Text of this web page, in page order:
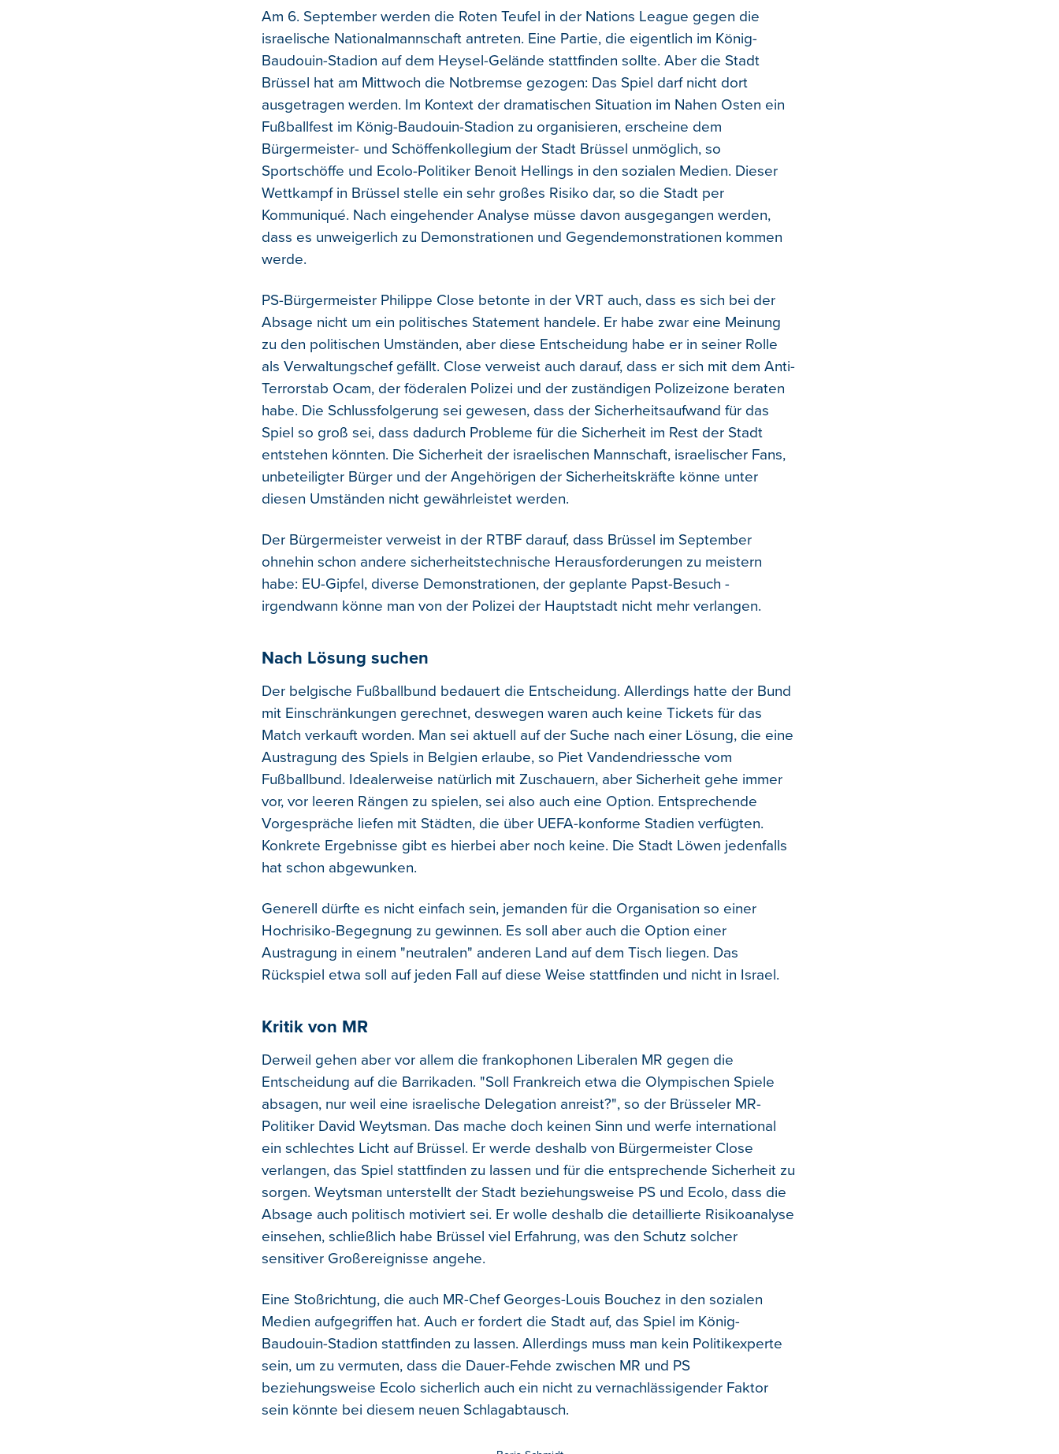
Am 6. September werden die Roten Teufel in der Nations League gegen die
israelische Nationalmannschaft antreten. Eine Partie, die eigentlich im König-
Baudouin-Stadion auf dem Heysel-Gelände stattfinden sollte. Aber die Stadt
Brüssel hat am Mittwoch die Notbremse gezogen: Das Spiel darf nicht dort
ausgetragen werden. Im Kontext der dramatischen Situation im Nahen Osten ein
Fußballfest im König-Baudouin-Stadion zu organisieren, erscheine dem
Bürgermeister- und Schöffenkollegium der Stadt Brüssel unmöglich, so
Sportschöffe und Ecolo-Politiker Benoit Hellings in den sozialen Medien. Dieser
Wettkampf in Brüssel stelle ein sehr großes Risiko dar, so die Stadt per
Kommuniqué. Nach eingehender Analyse müsse davon ausgegangen werden,
dass es unweigerlich zu Demonstrationen und Gegendemonstrationen kommen
werde.
PS-Bürgermeister Philippe Close betonte in der VRT auch, dass es sich bei der
Absage nicht um ein politisches Statement handele. Er habe zwar eine Meinung
zu den politischen Umständen, aber diese Entscheidung habe er in seiner Rolle
als Verwaltungschef gefällt. Close verweist auch darauf, dass er sich mit dem Anti-
Terrorstab Ocam, der föderalen Polizei und der zuständigen Polizeizone beraten
habe. Die Schlussfolgerung sei gewesen, dass der Sicherheitsaufwand für das
Spiel so groß sei, dass dadurch Probleme für die Sicherheit im Rest der Stadt
entstehen könnten. Die Sicherheit der israelischen Mannschaft, israelischer Fans,
unbeteiligter Bürger und der Angehörigen der Sicherheitskräfte könne unter
diesen Umständen nicht gewährleistet werden.
Der Bürgermeister verweist in der RTBF darauf, dass Brüssel im September
ohnehin schon andere sicherheitstechnische Herausforderungen zu meistern
habe: EU-Gipfel, diverse Demonstrationen, der geplante Papst-Besuch -
irgendwann könne man von der Polizei der Hauptstadt nicht mehr verlangen.
Nach Lösung suchen
Der belgische Fußballbund bedauert die Entscheidung. Allerdings hatte der Bund
mit Einschränkungen gerechnet, deswegen waren auch keine Tickets für das
Match verkauft worden. Man sei aktuell auf der Suche nach einer Lösung, die eine
Austragung des Spiels in Belgien erlaube, so Piet Vandendriessche vom
Fußballbund. Idealerweise natürlich mit Zuschauern, aber Sicherheit gehe immer
vor, vor leeren Rängen zu spielen, sei also auch eine Option. Entsprechende
Vorgespräche liefen mit Städten, die über UEFA-konforme Stadien verfügten.
Konkrete Ergebnisse gibt es hierbei aber noch keine. Die Stadt Löwen jedenfalls
hat schon abgewunken.
Generell dürfte es nicht einfach sein, jemanden für die Organisation so einer
Hochrisiko-Begegnung zu gewinnen. Es soll aber auch die Option einer
Austragung in einem "neutralen" anderen Land auf dem Tisch liegen. Das
Rückspiel etwa soll auf jeden Fall auf diese Weise stattfinden und nicht in Israel.
Kritik von MR
Derweil gehen aber vor allem die frankophonen Liberalen MR gegen die
Entscheidung auf die Barrikaden. "Soll Frankreich etwa die Olympischen Spiele
absagen, nur weil eine israelische Delegation anreist?", so der Brüsseler MR-
Politiker David Weytsman. Das mache doch keinen Sinn und werfe international
ein schlechtes Licht auf Brüssel. Er werde deshalb von Bürgermeister Close
verlangen, das Spiel stattfinden zu lassen und für die entsprechende Sicherheit zu
sorgen. Weytsman unterstellt der Stadt beziehungsweise PS und Ecolo, dass die
Absage auch politisch motiviert sei. Er wolle deshalb die detaillierte Risikoanalyse
einsehen, schließlich habe Brüssel viel Erfahrung, was den Schutz solcher
sensitiver Großereignisse angehe.
Eine Stoßrichtung, die auch MR-Chef Georges-Louis Bouchez in den sozialen
Medien aufgegriffen hat. Auch er fordert die Stadt auf, das Spiel im König-
Baudouin-Stadion stattfinden zu lassen. Allerdings muss man kein Politikexperte
sein, um zu vermuten, dass die Dauer-Fehde zwischen MR und PS
beziehungsweise Ecolo sicherlich auch ein nicht zu vernachlässigender Faktor
sein könnte bei diesem neuen Schlagabtausch.